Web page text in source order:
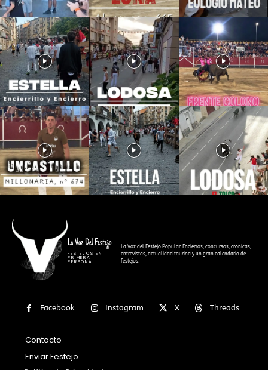
La Voz Del Festejo
FESTEJOS EN
PRIMERA
PERSONA
La Voz del Festejo Popular. Encierros, concursos, crónicas,
entrevistas, actualidad taurina y un gran calendario de
festejos.
Facebook Instagram X Threads
Contacto
Enviar Festejo